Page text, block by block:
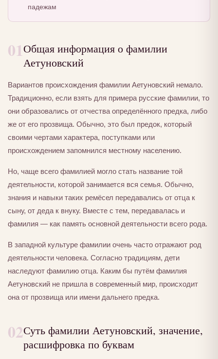
падежам
01Общая информация о фамилии
Аетуновский
Вариантов происхождения фамилии Аетуновский немало.
Традиционно, если взять для примера русские фамилии, то
они образовались от отчества определённого предка, либо
же от его прозвища. Обычно, это был предок, который
своими чертами характера, поступками или
происхождением запомнился местному населению.
Но, чаще всего фамилией могло стать название той
деятельности, которой занимается вся семья. Обычно,
знания и навыки таких ремёсел передавались от отца к
сыну, от деда к внуку. Вместе с тем, передавалась и
фамилия — как память основной деятельности всего рода.
В западной культуре фамилии очень часто отражают род
деятельности человека. Согласно традициям, дети
наследуют фамилию отца. Каким бы путём фамилия
Аетуновский не пришла в современный мир, происходит
она от прозвища или имени дальнего предка.
02Суть фамилии Аетуновский, значение,
расшифровка по буквам